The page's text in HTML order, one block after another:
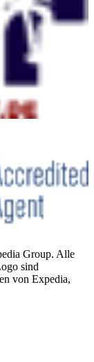
Group. Alle
sind
von Expedia,